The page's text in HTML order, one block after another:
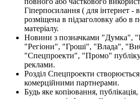
Гіперпосилання ( для інтернет -
розміщена в підзаголовку або в
матеріалу.
Новини з позначками "Думка",
"Регіони", "Гроші", "Влада",
"Спецпроекти", "Промо"
реклами.
Розділ Спецпроекти створюється
комерційними партнерами.
Будь яке копіювання,